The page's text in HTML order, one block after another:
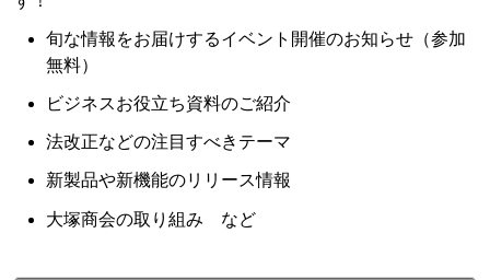
旬な情報をお届けするイベント開催のお知らせ（参加
無料）
ビジネスお役立ち資料のご紹介
法改正などの注目すべきテーマ
新製品や新機能のリリース情報
大塚商会の取り組み など